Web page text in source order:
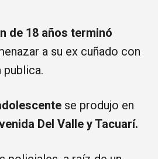
de 18 años terminó
a su ex cuñado con
publica.
se produjo en
Del Valle y Tacuarí.